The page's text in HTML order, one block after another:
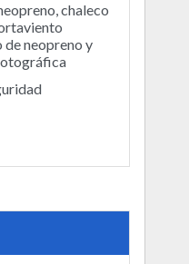
chaleco
de neopreno y